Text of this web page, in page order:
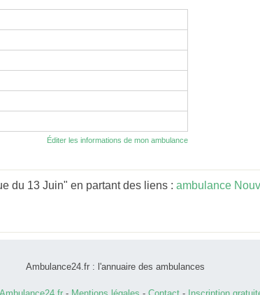
Éditer les informations de mon ambulance
du 13 Juin" en partant des liens : ambulance
Ambulance24.fr : l'annuaire des ambulances